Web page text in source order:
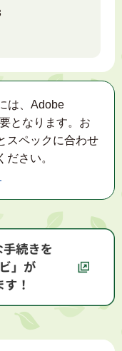
は、Adobe
となります。お
スペックに合わせ
さい。